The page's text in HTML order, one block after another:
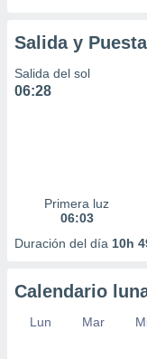
Salida y
Salida del sol
06:28
Primera luz
06:03
Duración del día 10h
Calendario
Lun Mar